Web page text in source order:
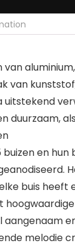
van
van
uitstekend
duurzaam,
buizen en hun
buis heeft
aangenaam
melodie